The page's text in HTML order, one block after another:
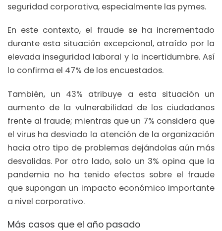
seguridad corporativa, especialmente las pymes.
En este contexto, el fraude se ha incrementado
durante esta situación excepcional, atraído por la
elevada inseguridad laboral y la incertidumbre. Así
lo confirma el 47% de los encuestados.
También, un 43% atribuye a esta situación un
aumento de la vulnerabilidad de los ciudadanos
frente al fraude; mientras que un 7% considera que
el virus ha desviado la atención de la organización
hacia otro tipo de problemas dejándolas aún más
desvalidas. Por otro lado, solo un 3% opina que la
pandemia no ha tenido efectos sobre el fraude
que supongan un impacto económico importante
a nivel corporativo.
Más casos que el año pasado